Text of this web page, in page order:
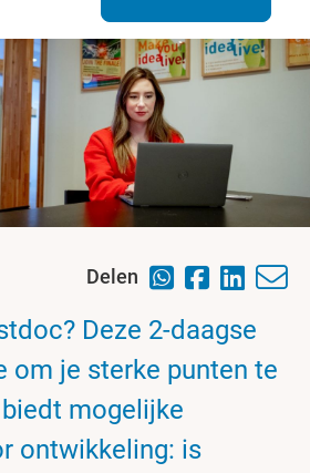
Delen
Deze 2-daagse
om je sterke punten te
mogelijke
ontwikkeling: is